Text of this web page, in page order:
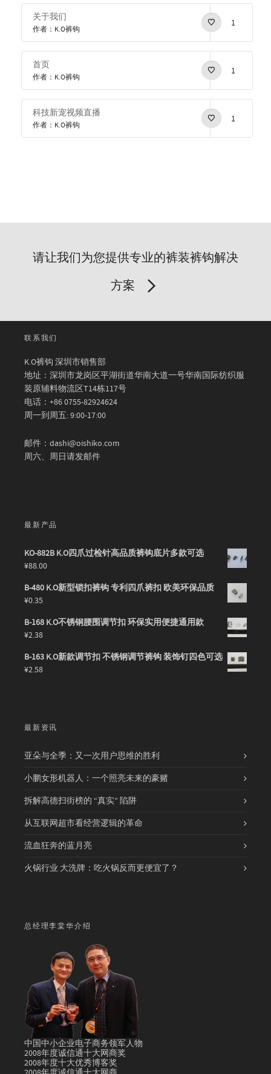
关于我们
作者：K.O裤钩
1
首页
作者：K.O裤钩
1
科技新宠视频直播
作者：K.O裤钩
1
请让我们为您提供专业的裤装裤钩解决
方案
联系我们
K.O裤钩 深圳市销售部
地址：深圳市龙岗区平湖街道华南大道一号华南国际纺织服
装原辅料物流区T14栋117号
电话：+86 0755-82924624
周一到周五: 9:00-17:00
邮件：dashi@oishiko.com
周六、周日请发邮件
最新产品
KO-882B K.O四爪过检针高品质裤钩底片多款可选
¥88.00
B-480 K.O新型锁扣裤钩 专利四爪裤扣 欧美环保品质
¥0.35
B-168 K.O不锈钢腰围调节扣 环保实用便捷通用款
¥2.38
B-163 K.O新款调节扣 不锈钢调节裤钩 装饰钉四色可选
¥2.58
最新资讯
亚朵与全季：又一次用户思维的胜利
小鹏女形机器人：一个照亮未来的豪赌
拆解高德扫街榜的 “真实” 陷阱
从互联网超市看经营逻辑的革命
流血狂奔的蓝月亮
火锅行业 大洗牌：吃火锅反而更便宜了？
总经理李棠华介绍
中国中小企业电子商务领军人物
2008年度诚信通十大网商奖
2008年度十大优秀博客奖